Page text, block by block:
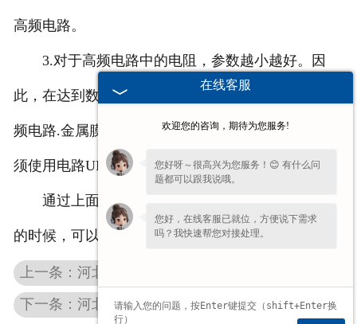
高频电路。
3.对于高频电路中的电阻，参数越小越好。因
此，在达到数百个目标时MHz碳膜电阻器应用于高
频电路.金属膜电阻器和金属氧化膜电阻器，UHF必
须使用电路UHF碳膜电阻器。
通过上面的讲解，希望大家在选择不锈钢电阻器
的时候，可以根据自己的实际情况来选择。
上一条：河北起重机电气柜如何维修能展现优点
下一条：河北起重机电阻器是一个控制系统
在线客服
欢迎您的咨询，期待为您服务!
您好呀～很高兴为您服务！😊 有什么问
题都可以跟我说哦。
您好，在线客服已就位，方便说下需求
吗？我快速帮您对接处理。